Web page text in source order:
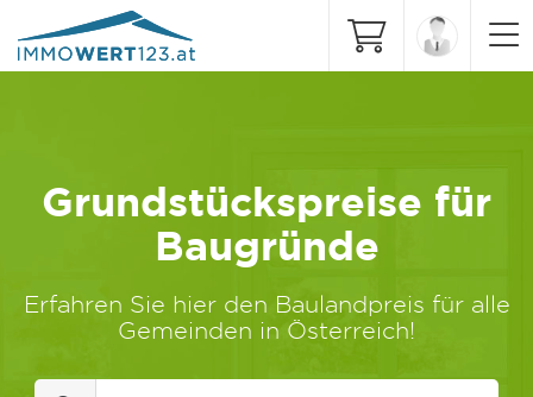
Grundstückspreise für
Baugründe
Erfahren Sie hier den Baulandpreis für alle
Gemeinden in Österreich!